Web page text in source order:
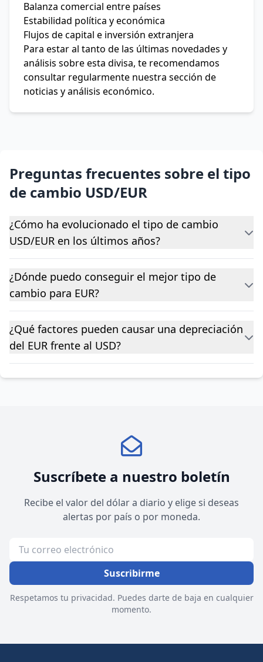
Balanza comercial entre países
Estabilidad política y económica
Flujos de capital e inversión extranjera
Para estar al tanto de las últimas novedades y
análisis sobre esta divisa, te recomendamos
consultar regularmente nuestra sección de
noticias y análisis económico.
Preguntas frecuentes sobre el tipo
de cambio USD/EUR
¿Cómo ha evolucionado el tipo de cambio
USD/EUR en los últimos años?
¿Dónde puedo conseguir el mejor tipo de
cambio para EUR?
¿Qué factores pueden causar una depreciación
del EUR frente al USD?
Suscríbete a nuestro boletín
Recibe el valor del dólar a diario y elige si deseas
alertas por país o por moneda.
Suscribirme
Respetamos tu privacidad. Puedes darte de baja en cualquier
momento.